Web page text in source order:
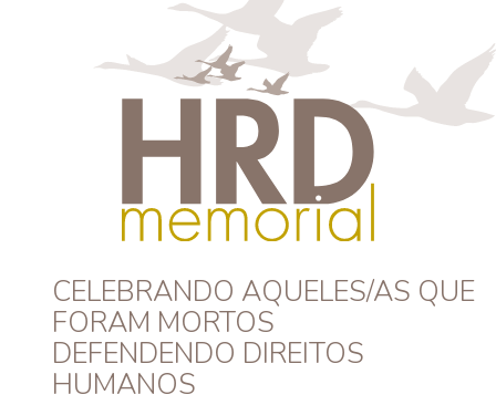
HRD Memorial –
Português
CELEBRANDO AQUELES/AS QUE
FORAM MORTOS
DEFENDENDO DIREITOS
HUMANOS